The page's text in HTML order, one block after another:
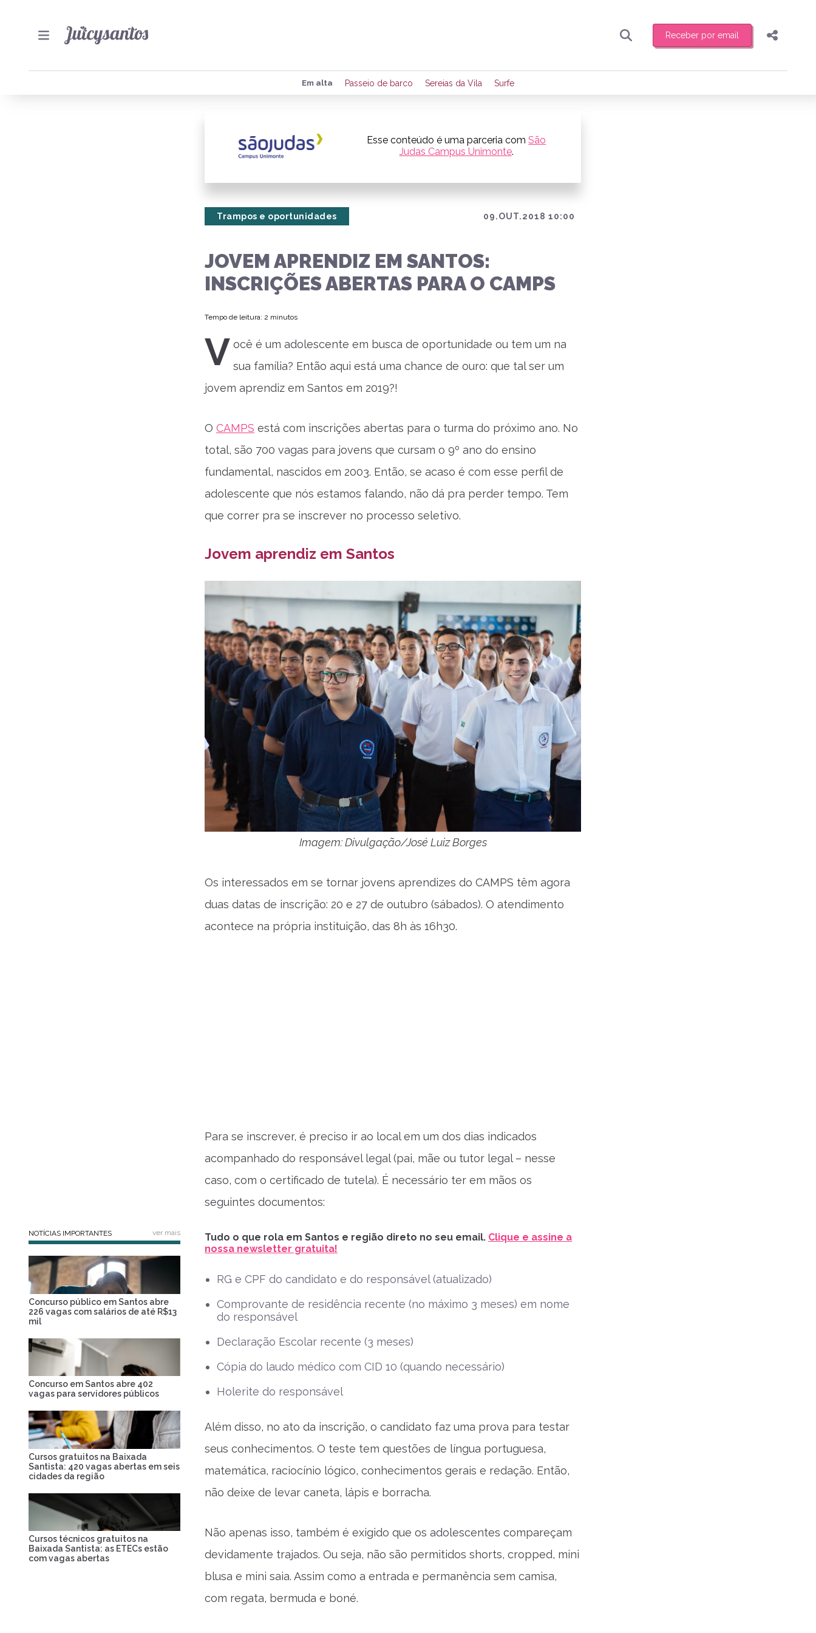
Receber por email
Preencha seus dados para receber toda sexta-feira de manhã o resumo
de eventos e notícias da região.
Quero receber novidades
Compartilhar
Em alta Passeio de barco Sereias da Vila Surfe
Esse conteúdo é uma parceria comSão
Judas Campus Unimonte.
09.OUT.2018 10:00
Trampos e oportunidades
JOVEM APRENDIZ EM SANTOS:
INSCRIÇÕES ABERTAS PARA O CAMPS
Tempo de leitura: 2 minutos
V ocê é um adolescente em busca de oportunidade ou tem um na
sua família? Então aqui está uma chance de ouro: que tal ser um
jovem aprendiz em Santos em 2019?!
O CAMPS está com inscrições abertas para o turma do próximo ano. No
total, são 700 vagas para jovens que cursam o 9º ano do ensino
fundamental, nascidos em 2003. Então, se acaso é com esse perfil de
adolescente que nós estamos falando, não dá pra perder tempo. Tem
que correr pra se inscrever no processo seletivo.
Jovem aprendiz em Santos
Imagem: Divulgação/José Luiz Borges
Os interessados em se tornar jovens aprendizes do CAMPS têm agora
duas datas de inscrição: 20 e 27 de outubro (sábados). O atendimento
acontece na própria instituição, das 8h às 16h30.
Para se inscrever, é preciso ir ao local em um dos dias indicados
acompanhado do responsável legal (pai, mãe ou tutor legal – nesse
caso, com o certificado de tutela). É necessário ter em mãos os
seguintes documentos:
Tudo o que rola em Santos e região direto no seu email. Clique e assine a
nossa newsletter gratuita!
RG e CPF do candidato e do responsável (atualizado)
Comprovante de residência recente (no máximo 3 meses) em nome
do responsável
Declaração Escolar recente (3 meses)
Cópia do laudo médico com CID 10 (quando necessário)
Holerite do responsável
Além disso, no ato da inscrição, o candidato faz uma prova para testar
seus conhecimentos. O teste tem questões de língua portuguesa,
matemática, raciocínio lógico, conhecimentos gerais e redação. Então,
não deixe de levar caneta, lápis e borracha.
Não apenas isso, também é exigido que os adolescentes compareçam
devidamente trajados. Ou seja, não são permitidos shorts, cropped, mini
blusa e mini saia. Assim como a entrada e permanência sem camisa,
com regata, bermuda e boné.
NOTÍCIAS IMPORTANTES ver mais
Concurso público em Santos abre
226 vagas com salários de até R$13
mil
Concurso em Santos abre 402
vagas para servidores públicos
Cursos gratuitos na Baixada
Santista: 420 vagas abertas em seis
cidades da região
Cursos técnicos gratuitos na
Baixada Santista: as ETECs estão
com vagas abertas